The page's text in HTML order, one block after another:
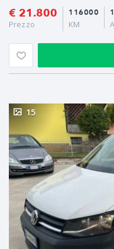
€ 21.800
Prezzo
116000
KM
15